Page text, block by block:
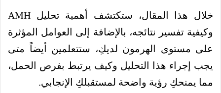
خلال هذا المقال، ستكتشف أهمية تحليل AMH
وكيفية تفسير نتائجه، بالإضافة إلى العوامل المؤثرة
على مستوى الهرمون لديكِ، ستتعلمين أيضاً متى
يجب إجراء هذا التحليل وكيف يرتبط بفرص الحمل،
مما يمنحكِ رؤية واضحة لمستقبلكِ الإنجابي.